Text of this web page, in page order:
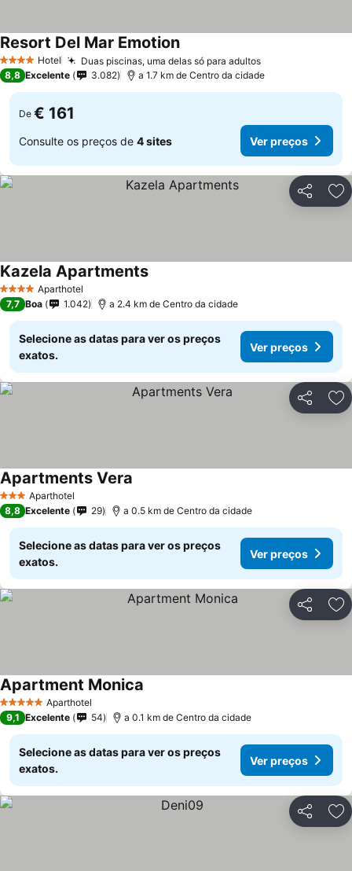
4 EstrelasHotel Duas piscinas, uma delas só para adultos
Resort Del Mar Emotion
8,8 Excelente 3.082 a 1.7 km de Centro da cidade
De € 161
Consulte os preços de 4 sites Ver preços
Partilhar
4 EstrelasAparthotel
Kazela Apartments
7,7 Boa 1.042 a 2.4 km de Centro da cidade
Selecione as datas para ver os preços
exatos.
Ver preços
Partilhar
3 EstrelasAparthotel
Apartments Vera
8,8 Excelente 29 a 0.5 km de Centro da cidade
Selecione as datas para ver os preços
exatos.
Ver preços
Partilhar
5 Estrelas Aparthotel
Apartment Monica
9,1 Excelente 54 a 0.1 km de Centro da cidade
Selecione as datas para ver os preços
exatos.
Ver preços
Partilhar